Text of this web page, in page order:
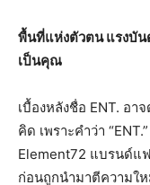
พื้นที่แห่งตัวตน แรงบัน
เป็นคุณ
เบื้องหลังชื่อ ENT. อา
คิด เพราะคำว่า
Element72 แบรนด์แ
ก่อนถูกนำมาตีความใ